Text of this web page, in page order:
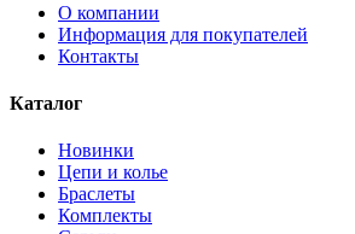
О компании
Информация для покупателей
Контакты
Каталог
Новинки
Цепи и колье
Браслеты
Комплекты